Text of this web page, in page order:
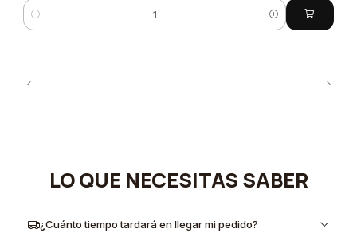
Cantidad
LO QUE NECESITAS SABER
¿Cuánto tiempo tardará en llegar mi pedido?